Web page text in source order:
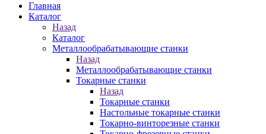
Главная
Каталог
Назад
Каталог
Металлообрабатывающие станки
Назад
Металлообрабатывающие станки
Токарные станки
Назад
Токарные станки
Настольные токарные станки
Токарно-винторезные станки